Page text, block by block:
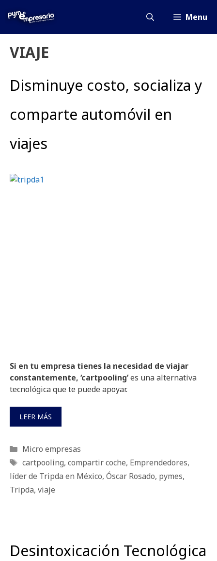
Menu
VIAJE
Disminuye costo, socializa y
comparte automóvil en
viajes
Si en tu empresa tienes la necesidad de viajar
constantemente, ‘cartpooling’es una alternativa
tecnológica que te puede apoyar.
LEER MÁS
Categorías
Micro empresas
Etiquetas
cartpooling, compartir coche, Emprendedores,
líder de Tripda en México, Óscar Rosado, pymes,
Tripda, viaje
Desintoxicación Tecnológica